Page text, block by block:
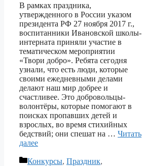
В рамках праздника,
утвержденного в России указом
президента РФ 27 ноября 2017 г.,
воспитанники Ивановской школы-
интерната приняли участие в
тематическом мероприятии
«Твори добро». Ребята сегодня
узнали, что есть люди, которые
своими ежедневными делами
делают наш мир добрее и
счастливее. Это добровольцы-
волонтёры, которые помогают в
поисках пропавших детей и
взрослых, во время стихийных
бедствий; они спешат на … Читать
далее
Рубрики
Конкурсы, Праздник,